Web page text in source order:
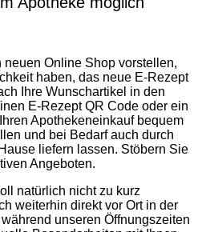
Online Shop vorstellen,
haben, das neue E-Rezept
Ihre Wunschartikel in den
E-Rezept QR Code oder ein
Apothekeneinkauf bequem
und bei Bedarf auch durch
liefern lassen. Stöbern Sie
Angeboten.
natürlich nicht zu kurz
weiterhin direkt vor Ort in der
unseren Öffnungszeiten